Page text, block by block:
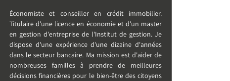
Économiste et conseiller en crédit immobilier.
Titulaire d'une licence en économie et d'un master
en gestion d'entreprise de l'Institut de gestion. Je
dispose d'une expérience d'une dizaine d'années
dans le secteur bancaire. Ma mission est d'aider de
nombreuses familles à prendre de meilleures
décisions financières pour le bien-être des citoyens